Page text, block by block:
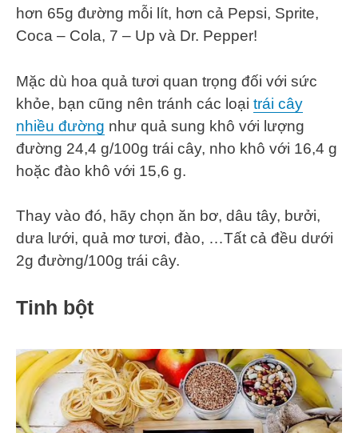
hơn 65g đường mỗi lít, hơn cả Pepsi, Sprite,
Coca – Cola, 7 – Up và Dr. Pepper!
Mặc dù hoa quả tươi quan trọng đối với sức
khỏe, bạn cũng nên tránh các loại trái cây
nhiều đường như quả sung khô với lượng
đường 24,4 g/100g trái cây, nho khô với 16,4 g
hoặc đào khô với 15,6 g.
Thay vào đó, hãy chọn ăn bơ, dâu tây, bưởi,
dưa lưới, quả mơ tươi, đào, …Tất cả đều dưới
2g đường/100g trái cây.
Tinh bột